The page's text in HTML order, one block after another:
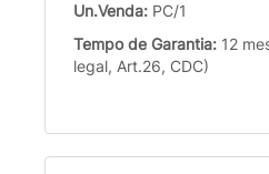
Un.Venda: PC/1
Tempo de Garantia: 12
legal, Art.26, CDC)